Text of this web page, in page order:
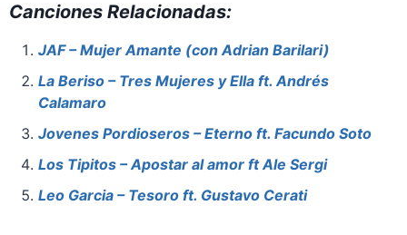
c
e
b
o
o
k
er
e
st
at
s
A
p
st
o
d
n
ai
l
e
Canciones Relacionadas:
JAF – Mujer Amante (con Adrian Barilari)
La Beriso – Tres Mujeres y Ella ft. Andrés
Calamaro
Jovenes Pordioseros – Eterno ft. Facundo Soto
Los Tipitos – Apostar al amor ft Ale Sergi
Leo Garcia – Tesoro ft. Gustavo Cerati